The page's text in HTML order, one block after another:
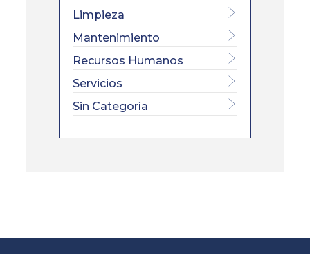
Limpieza
Mantenimiento
Recursos Humanos
Servicios
Sin Categoría